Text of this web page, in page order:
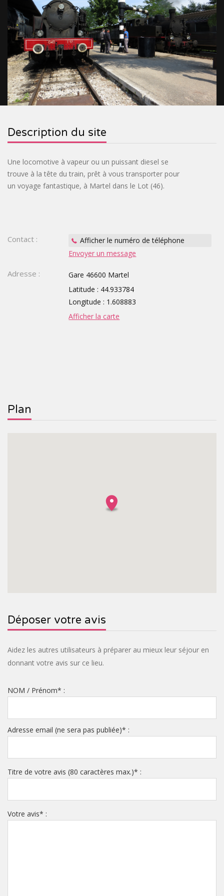
&
SITES
PRÉHISTORIQUES
RELIGIEUXTOURISME
INDUSTRIEL
VILLAGES
DE
FRANCE
&
CROISIÈRES
&
TRAINS
OENOTOURISME
SPIRITOURISME
TOURISTIQUES
PARCS
JARDINS
ÊTRE ACTIVITÉS
TOURISTIQUES
Description du site
Une locomotive à vapeur ou un puissant diesel se
trouve à la tête du train, prêt à vous transporter pour
un voyage fantastique, à Martel dans le Lot (46).
Contact :
Afficher le numéro de téléphone
Envoyer un message
Adresse :
Gare 46600 Martel
Latitude : 44.933784
Longitude : 1.608883
Afficher la carte
Plan
Déposer votre avis
Aidez les autres utilisateurs à préparer au mieux leur séjour en
donnant votre avis sur ce lieu.
NOM / Prénom* :
Adresse email (ne sera pas publiée)* :
Titre de votre avis (80 caractères max.)* :
Votre avis* :